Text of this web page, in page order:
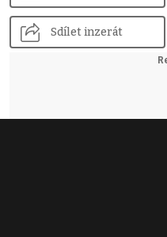
Sdílet inzerát